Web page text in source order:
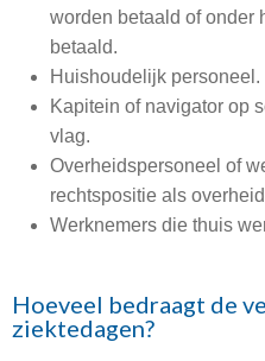
worden betaald of onder
betaald.
Huishoudelijk personeel.
Kapitein of navigator op
vlag.
Overheidspersoneel of
rechtspositie als
Werknemers die thuis
Hoeveel bedraagt de
ziektedagen?